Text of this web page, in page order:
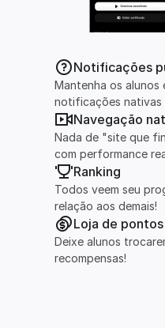
Notificações
Mantenha os alunos
notificações nativas
Navegação
Nada de "site que
com performance
Ranking
Todos veem seu
relação aos demais!
Loja de pontos
Deixe alunos
recompensas!